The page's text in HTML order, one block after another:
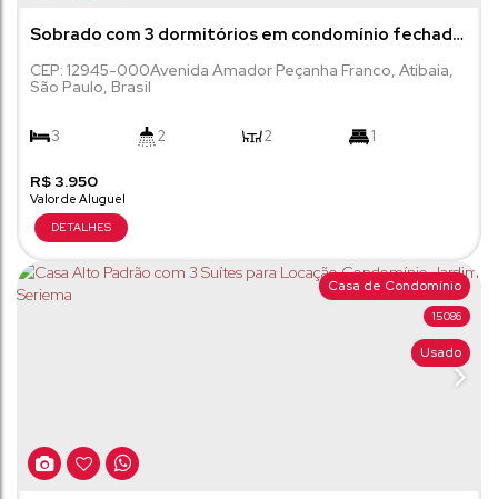
Sobrado com 3 dormitórios em condomínio fechado
- Atibaia/SP
R$ 3.950
CEP: 12945-000Avenida Amador Peçanha Franco, Atibaia,
São Paulo, Brasil
3 2 2 1
2
15086
Casa de Condomínio
Usado